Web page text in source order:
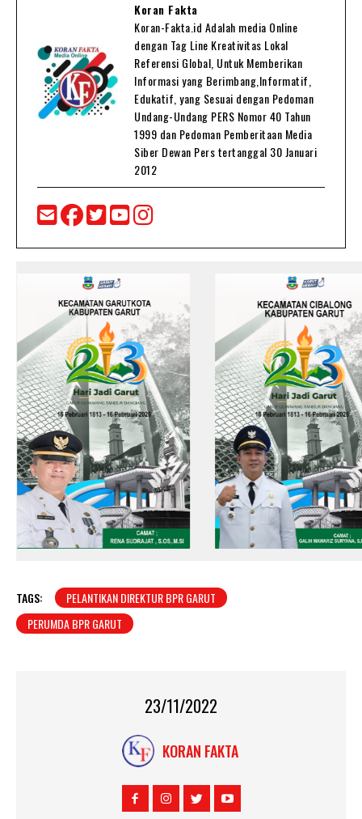
Koran Fakta
Koran-Fakta.id Adalah media Online
dengan Tag Line Kreativitas Lokal
Referensi Global, Untuk Memberikan
Informasi yang Berimbang,Informatif,
Edukatif, yang Sesuai dengan Pedoman
Undang-Undang PERS Nomor 40 Tahun
1999 dan Pedoman Pemberitaan Media
Siber Dewan Pers tertanggal 30 Januari
2012
TAGS:
PELANTIKAN DIREKTUR BPR GARUT
PERUMDA BPR GARUT
23/11/2022
KORAN FAKTA